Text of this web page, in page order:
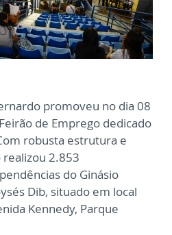
promoveu no dia 08
de Emprego dedicado
robusta estrutura e
realizou 2.853
do Ginásio
Dib, situado em local
Kennedy, Parque